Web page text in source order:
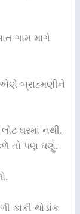
ગામ માગે
બ્રાહ્મણીને
ઘરમાં નથી.
તો પણ ઘણું.
કાકી થોડાંક